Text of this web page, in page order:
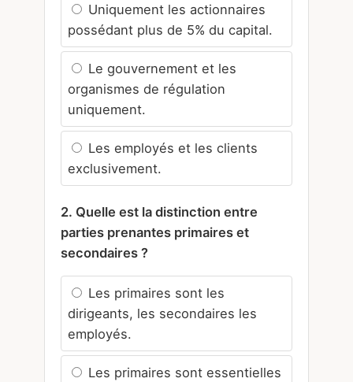
Uniquement les actionnaires
possédant plus de 5% du capital.
Le gouvernement et les
organismes de régulation
uniquement.
Les employés et les clients
exclusivement.
2. Quelle est la distinction entre
parties prenantes primaires et
secondaires ?
Les primaires sont les
dirigeants, les secondaires les
employés.
Les primaires sont essentielles